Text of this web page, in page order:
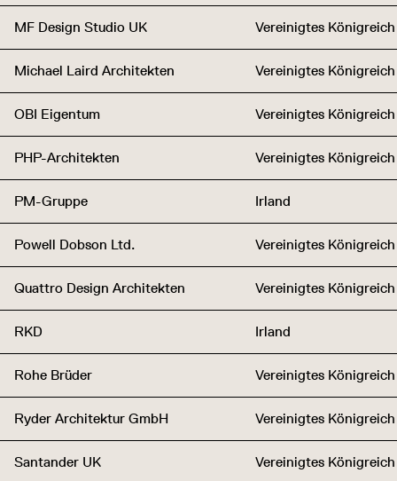
MF Design Studio UK Vereinigtes Königreich
Michael Laird Architekten Vereinigtes Königreich
OBI Eigentum Vereinigtes Königreich
PHP-Architekten Vereinigtes Königreich
PM-Gruppe Irland
Powell Dobson Ltd. Vereinigtes Königreich
Quattro Design Architekten Vereinigtes Königreich
RKD Irland
Rohe Brüder Vereinigtes Königreich
Ryder Architektur GmbH Vereinigtes Königreich
Santander UK Vereinigtes Königreich